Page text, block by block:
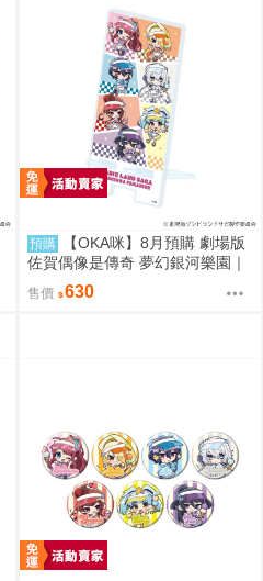
預購
【OKA咪】8月預購 劇場版
佐賀偶像是傳奇 夢幻銀河樂園｜
壓克力手機架 01/集合款 冰淇淋
店ver.(Q版插畫)
售價 630